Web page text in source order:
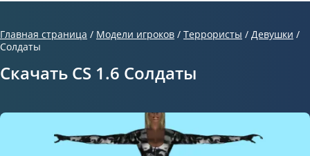
Главная страница / Модели игроков / Террористы / Девушки /
Солдаты
Скачать CS 1.6 Солдаты